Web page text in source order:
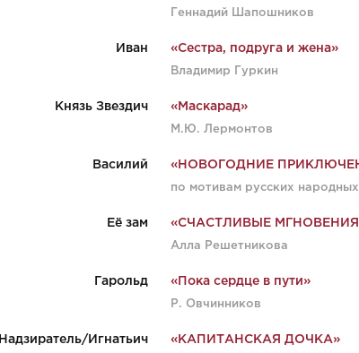
Геннадий Шапошников
Иван «Сестра, подруга и жена»
Владимир Гуркин
Князь Звездич «Маскарад»
М.Ю. Лермонтов
Василий «НОВОГОДНИЕ
по мотивам русских народных
Её зам «СЧАСТЛИВЫЕ
Алла Решетникова
Гарольд «Пока сердце в пути»
Р. Овчинников
Надзиратель/Игнатьич «КАПИТАНСКАЯ ДОЧКА»